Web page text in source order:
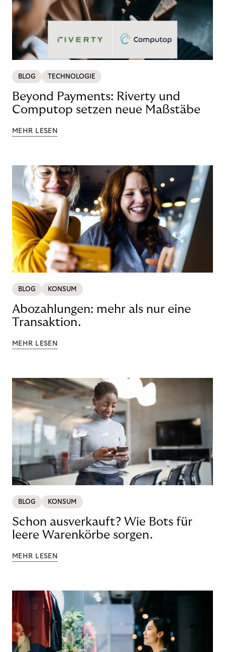
BLOG TECHNOLOGIE
Beyond Payments: Riverty und
Computop setzen neue Maßstäbe
MEHR LESEN
BLOG KONSUM
Abozahlungen: mehr als nur eine
Transaktion.
MEHR LESEN
BLOG KONSUM
Schon ausverkauft? Wie Bots für
leere Warenkörbe sorgen.
MEHR LESEN